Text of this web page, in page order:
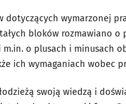
wymarzonej
bloków rozmawiano o
m.in. o plusach i minusach
ich wymaganiach wobec
swoją wiedzą i